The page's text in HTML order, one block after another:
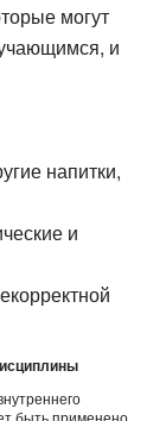
могут
и
напитки,
и
быть применено